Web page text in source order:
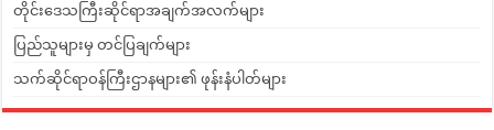
တိုင်းဒေသကြီးဆိုင်ရာအချက်အလက်များ
ပြည်သူများမှ တင်ပြချက်များ
သက်ဆိုင်ရာဝန်ကြီးဌာနများ၏ ဖုန်းနံပါတ်များ